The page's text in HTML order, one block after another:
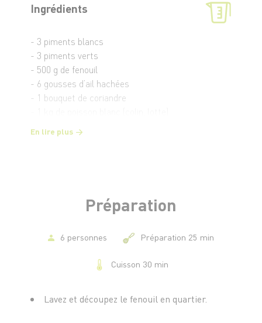
Ingrédients
- 3 piments blancs
- 3 piments verts
- 500 g de fenouil
- 6 gousses d’ail hachées
- 1 bouquet de coriandre
- 1 c. à c. de paprika
- 1/2 de cuillère d’épices à poisson
- 1 feuille de laurier
En lire plus
Préparation
6 personnes Préparation 25 min
Cuisson 30 min
Lavez et découpez le fenouil en quartier.